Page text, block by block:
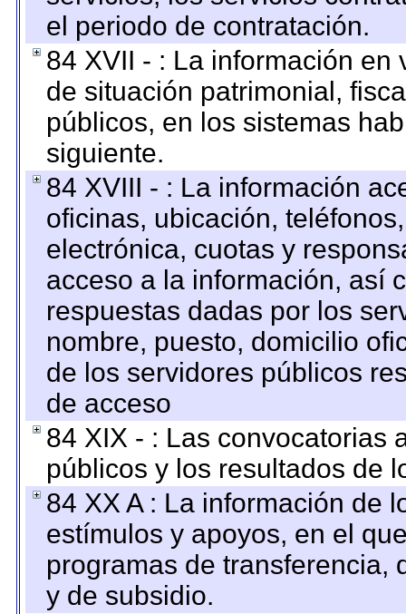
el periodo de contratación.
84 XVII - : La información
de situación patrimonial,
públicos, en los sistemas
siguiente.
84 XVIII - : La información
oficinas, ubicación,
electrónica, cuotas y
acceso a la información, así
respuestas dadas por los
nombre, puesto, domicilio
de los servidores públicos
de acceso
84 XIX - : Las convocatorias
públicos y los resultados de
84 XX A : La información de
estímulos y apoyos, en el
programas de transferencia,
y de subsidio.